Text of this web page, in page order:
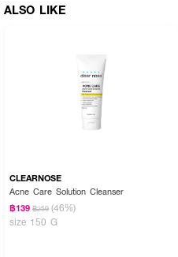
เหมาะกับสภาพผิวตามธรรมชาติ
LIKE
CLEARNOSE
Acne Care Solution Cleanser
฿139 ฿259 (46%)
size 150 G